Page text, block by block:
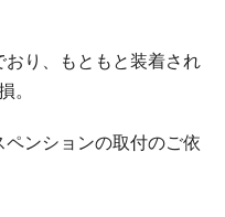
り、もともと装着され
。
ンションの取付のご依